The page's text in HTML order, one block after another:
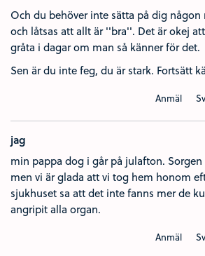
Och du behöver inte sätta på dig någon
och låtsas att allt är ''bra''. Det är okej
gråta i dagar om man så känner för det.
Sen är du inte feg, du är stark. Fortsätt
Anmäl
jag
min pappa dog i går på julafton.
men vi är glada att vi tog hem honom
sjukhuset sa att det inte fanns mer de
angripit alla organ.
Anmäl